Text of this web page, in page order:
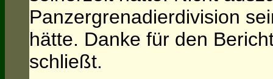
Panzergrenadierdivision
hätte. Danke für den
schließt.